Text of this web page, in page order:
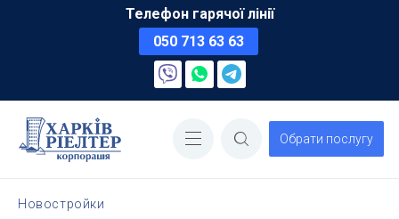
Телефон гарячої лінії
050 713 63 63
Обрати послугу
Новостройки